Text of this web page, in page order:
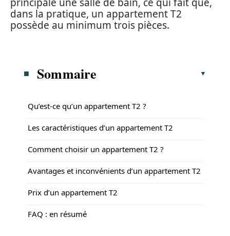
dans la pratique, un appartement T2
possède au minimum trois pièces.
Sommaire
Qu’est-ce qu’un appartement T2 ?
Les caractéristiques d’un appartement T2
Comment choisir un appartement T2 ?
Avantages et inconvénients d’un appartement T2
Prix d’un appartement T2
FAQ : en résumé